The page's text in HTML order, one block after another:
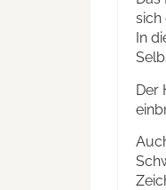
sich
In
Der